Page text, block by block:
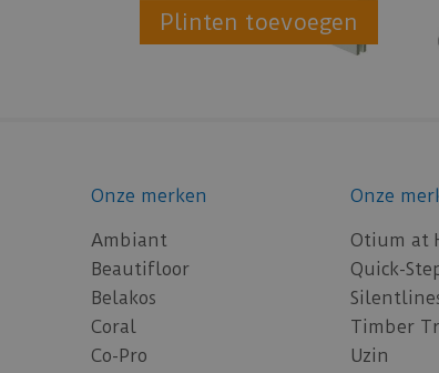
Plinten toevoegen
Onze merken
Ambiant
Beautifloor
Belakos
Coral
Co-Pro
Onze
Otium at
Quick-
Timber
Uzin